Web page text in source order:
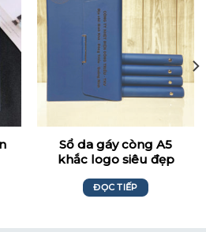
Sổ da gáy còng A5
khắc logo siêu đẹp
ĐỌC TIẾP